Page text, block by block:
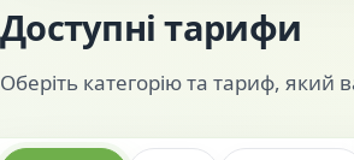
Доступні тарифи
Оберіть категорію та тариф, який